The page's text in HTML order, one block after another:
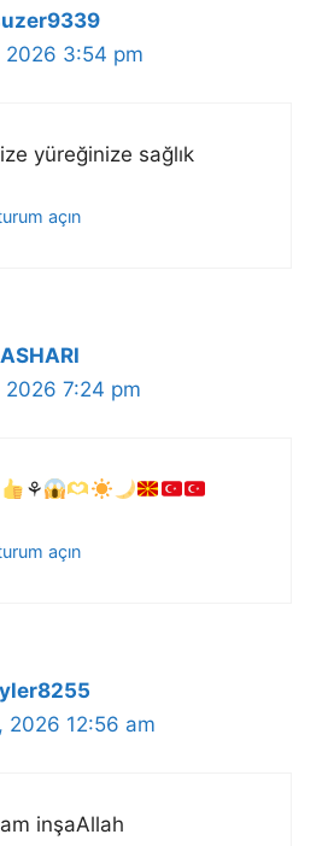
2026 3:54 pm
yüreğinize sağlık
açın
2026 7:24 pm
⚘
açın
2026 12:56 am
inşaAllah